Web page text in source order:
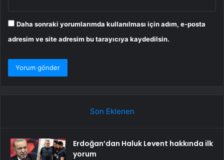
Daha sonraki yorumlarımda kullanılması için adım, e-posta
adresim ve site adresim bu tarayıcıya kaydedilsin.
Son Eklenen
Erdoğan’dan Haluk Levent hakkında ilk
yorum